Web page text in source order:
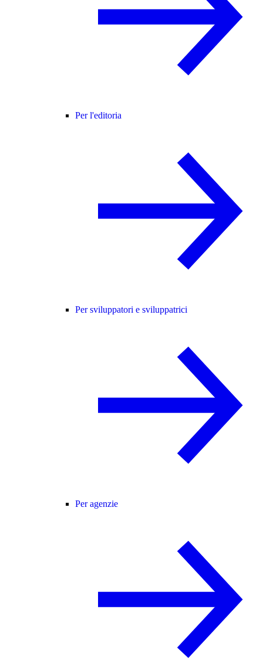
Per l'editoria
Per sviluppatori e sviluppatrici
Per agenzie